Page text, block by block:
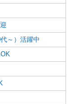
～）活躍中